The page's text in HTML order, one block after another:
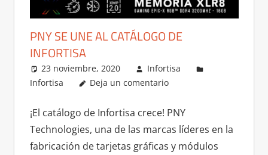
PNY SE UNE AL CATÁLOGO DE
INFORTISA
23 noviembre, 2020
Infortisa
Infortisa
Deja un comentario
¡El catálogo de Infortisa crece! PNY
Technologies, una de las marcas líderes en la
fabricación de tarjetas gráficas y módulos